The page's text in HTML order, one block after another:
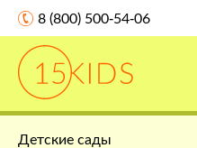
8 (800) 500-54-06
Детские сады